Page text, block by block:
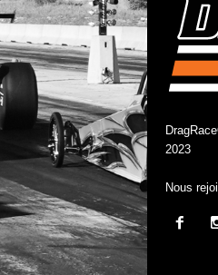
2023
Nous